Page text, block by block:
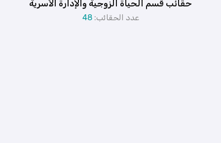
حقائب قسم الحياة الزوجية والإدارة الأسرية
عدد الحقائب:48